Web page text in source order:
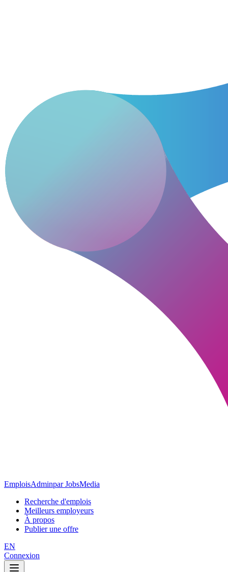
EmploisAdminpar JobsMedia
Recherche d'emplois
Meilleurs employeurs
À propos
Publier une offre
EN
Connexion